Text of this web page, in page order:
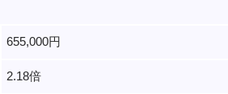
655,000円
2.18倍